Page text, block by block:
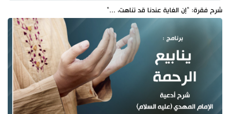
شرح فقرة: "إن الغاية عندنا قد تناهت، ..."